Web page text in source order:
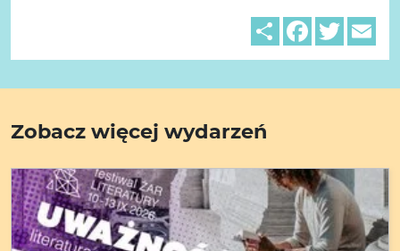
ShareFacebook
Twitter
Zobacz więcej wydarzeń